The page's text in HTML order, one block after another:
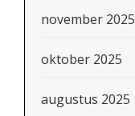
november 2025
oktober 2025
augustus 2025